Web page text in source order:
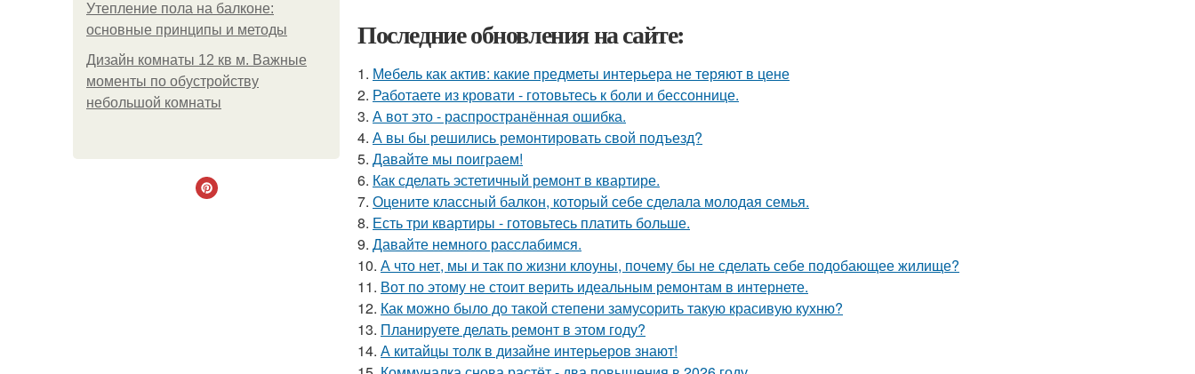
Утепление пола на балконе:
основные принципы и методы
Дизайн комнаты 12 кв м. Важные
моменты по обустройству
небольшой комнаты
Последние обновления на сайте:
1. Мебель как актив: какие предметы интерьера не теряют в цене
2. Работаете из кровати - готовьтесь к боли и бессоннице.
3. А вот это - распространённая ошибка.
4. А вы бы решились ремонтировать свой подъезд?
5. Давайте мы поиграем!
6. Как сделать эстетичный ремонт в квартире.
7. Оцените классный балкон, который себе сделала молодая семья.
8. Есть три квартиры - готовьтесь платить больше.
9. Давайте немного расслабимся.
10. А что нет, мы и так по жизни клоуны, почему бы не сделать себе подобающее жилище?
11. Вот по этому не стоит верить идеальным ремонтам в интернете.
12. Как можно было до такой степени замусорить такую красивую кухню?
13. Планируете делать ремонт в этом году?
14. А китайцы толк в дизайне интерьеров знают!